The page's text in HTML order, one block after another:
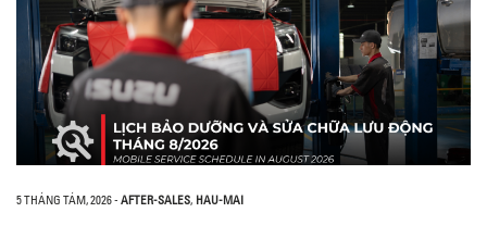
5 THÁNG TÁM, 2026- AFTER-SALES, HAU-MAI